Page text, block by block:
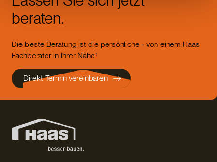
beraten.
Die beste Beratung ist die persönliche - von einem Haas
Fachberater in Ihrer Nähe!
Direkt Termin vereinbaren